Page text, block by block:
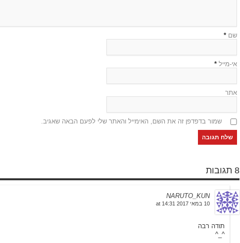
שם *
אי-מייל *
אתר
שמור בדפדפן זה את השם, האימייל והאתר שלי לפעם הבאה שאגיב.
8 תגובות
NARUTO_KUN
10 במאי 2017 at 14:31
תודה רבה
^_^